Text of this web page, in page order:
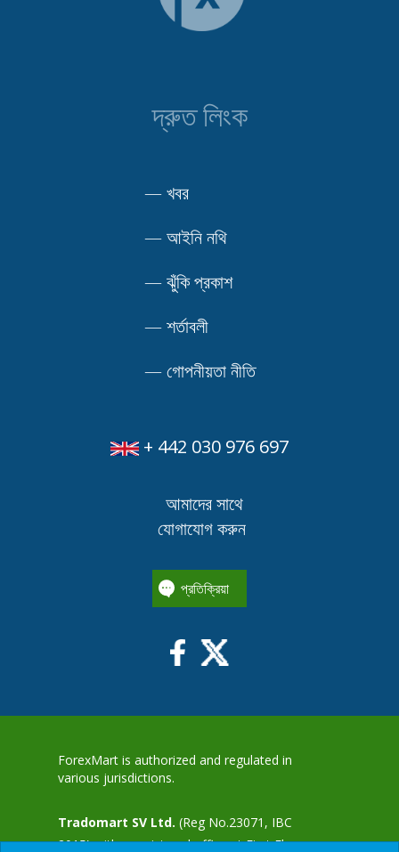
দ্রুত লিংক
—খবর
—আইনি নথি
—ঝুঁকি প্রকাশ
—শর্তাবলী
—গোপনীয়তা নীতি
+ 442 030 976 697
আমাদের সাথে
যোগাযোগ করুন
প্রতিক্রিয়া
ForexMart is authorized and regulated in
various jurisdictions.
Tradomart SV Ltd. (Reg No.23071, IBC
2015) with a registered office at First Floor,